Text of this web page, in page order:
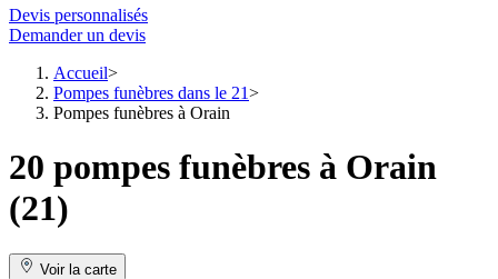
Devis personnalisés
Demander un devis
Accueil
Pompes funèbres dans le 21
Pompes funèbres à Orain
20 pompes funèbres à Orain
(21)
Voir la carte